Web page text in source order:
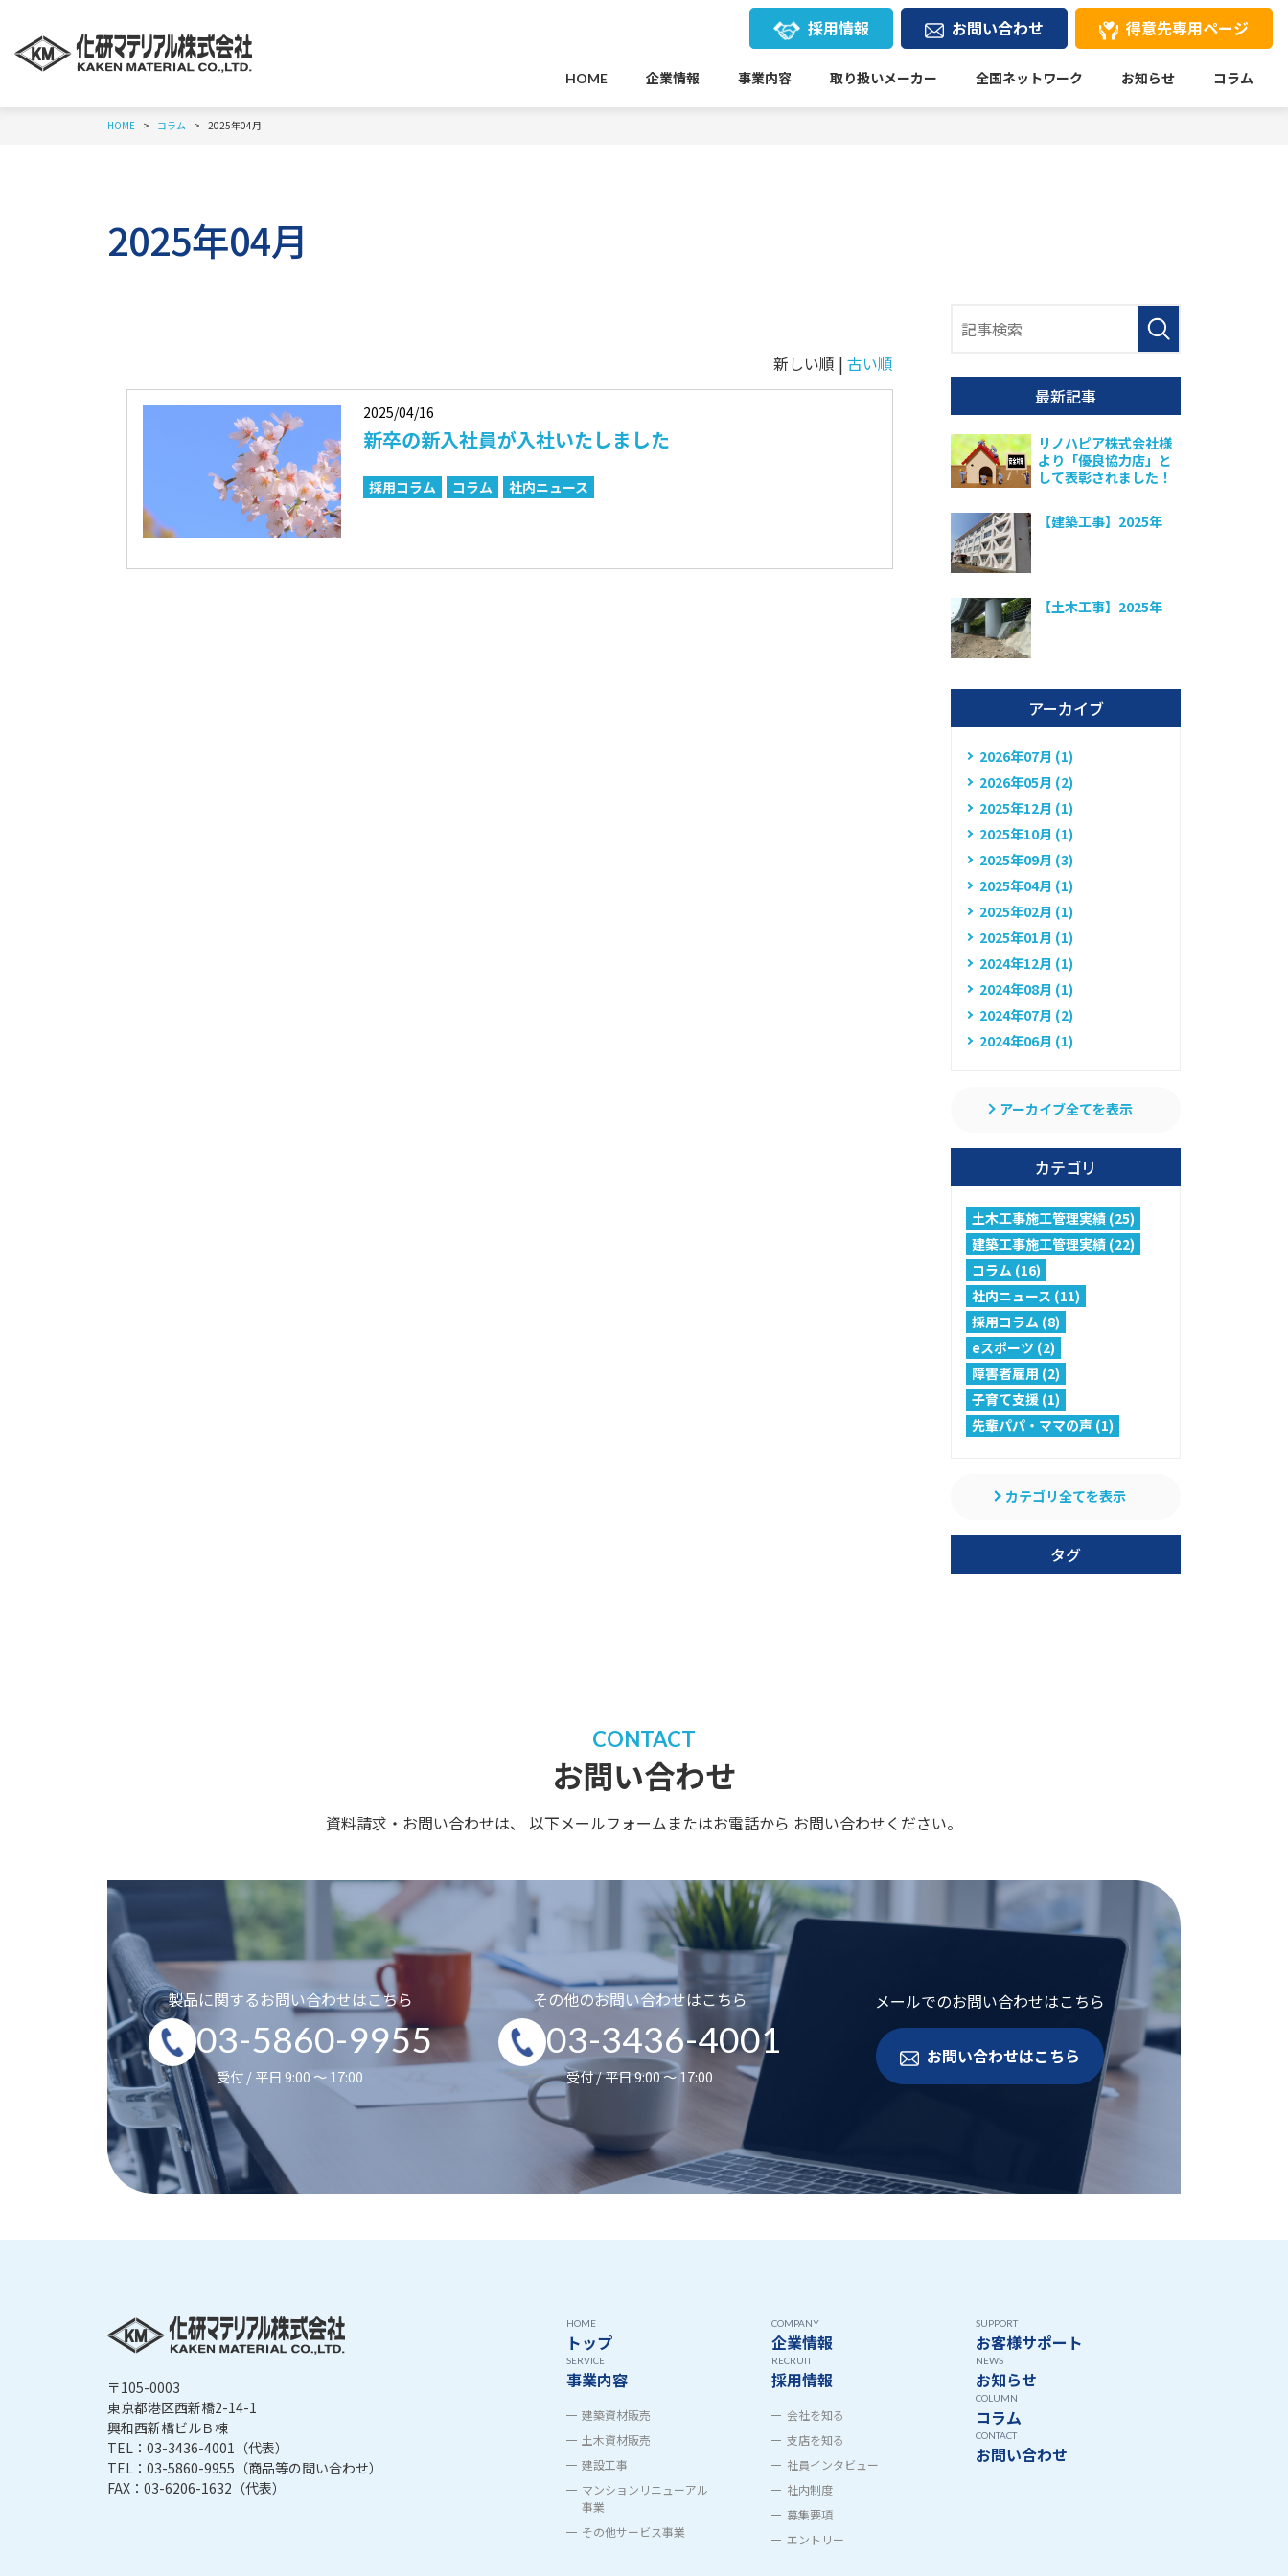
HOME 企業情報 事業内容 取り扱いメーカー 全国ネットワーク お知らせ コラム
採用情報 お問い合わせ 得意先専用ページ
HOME コラム 2025年04月
2025年04月
新しい順 | 古い順
2025/04/16
新卒の新入社員が入社いたしました
採用コラム コラム 社内ニュース
最新記事
リノハピア株式会社様
より「優良協力店」と
して表彰されました！
【建築工事】2025年
【土木工事】2025年
アーカイブ
2026年07月 (1)
2026年05月 (2)
2025年12月 (1)
2025年10月 (1)
2025年09月 (3)
2025年04月 (1)
2025年02月 (1)
2025年01月 (1)
2024年12月 (1)
2024年08月 (1)
2024年07月 (2)
2024年06月 (1)
アーカイブ全てを表示
カテゴリ
土木工事施工管理実績 (25)
建築工事施工管理実績 (22)
コラム (16)
社内ニュース (11)
採用コラム (8)
eスポーツ (2)
障害者雇用 (2)
子育て支援 (1)
先輩パパ・ママの声 (1)
カテゴリ全てを表示
タグ
CONTACT
お問い合わせ
資料請求・お問い合わせは、 以下メールフォームまたはお電話から お問い合わせください。
製品に関するお問い合わせはこちら
03-5860-9955
受付 / 平日 9:00 ～ 17:00
その他のお問い合わせはこちら
03-3436-4001
受付 / 平日 9:00 ～ 17:00
メールでのお問い合わせはこちら
お問い合わせはこちら
〒105-0003
東京都港区西新橋2-14-1
興和西新橋ビルＢ棟
TEL： 03-3436-4001 （代表）
TEL： 03-5860-9955 （商品等の問い合わせ）
FAX：03-6206-1632（代表）
HOME
トップ
SERVICE
事業内容
建築資材販売
土木資材販売
建設工事
マンションリニューアル
事業
その他サービス事業
COMPANY
企業情報
RECRUIT
採用情報
会社を知る
支店を知る
社員インタビュー
社内制度
募集要項
エントリー
SUPPORT
お客様サポート
NEWS
お知らせ
COLUMN
コラム
CONTACT
お問い合わせ